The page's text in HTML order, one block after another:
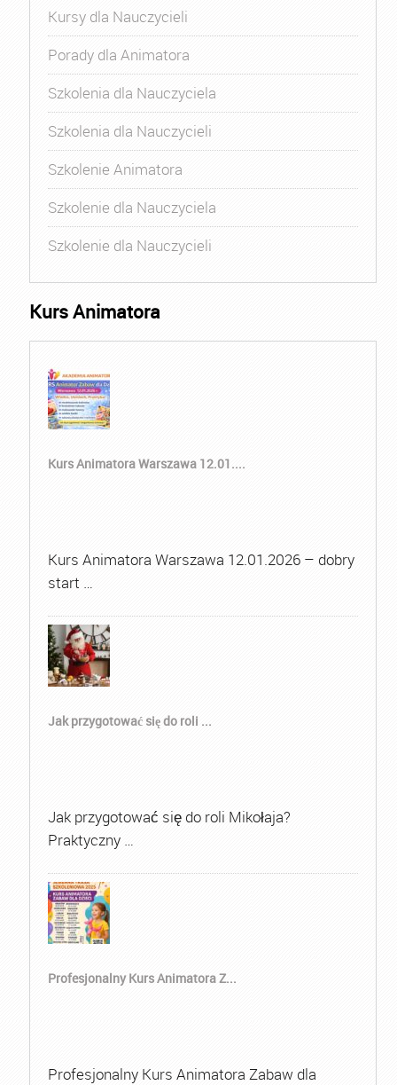
Kursy dla Nauczycieli
Porady dla Animatora
Szkolenia dla Nauczyciela
Szkolenia dla Nauczycieli
Szkolenie Animatora
Szkolenie dla Nauczyciela
Szkolenie dla Nauczycieli
Kurs Animatora
Kurs Animatora Warszawa 12.01....
Kurs Animatora Warszawa 12.01.2026 – dobry
start …
Jak przygotować się do roli ...
Jak przygotować się do roli Mikołaja?
Praktyczny …
Profesjonalny Kurs Animatora Z...
Profesjonalny Kurs Animatora Zabaw dla